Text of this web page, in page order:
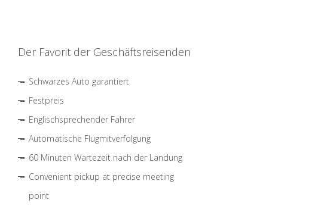
Der Favorit der Geschäftsreisenden
Schwarzes Auto garantiert
Festpreis
Englischsprechender Fahrer
Automatische Flugmitverfolgung
60 Minuten Wartezeit nach der Landung
Convenient pickup at precise meeting
point